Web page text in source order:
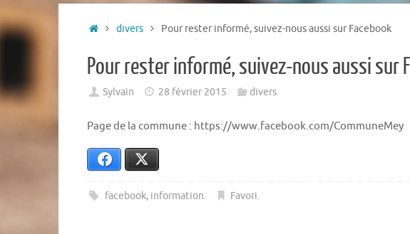
divers Pour rester informé, suivez-nous aussi sur Facebook
Pour rester informé, suivez-nous aussi sur
Sylvain 28 février 2015 divers
Page de la commune : https://www.facebook.com/CommuneMey
Facebook
facebook, information. Favori.